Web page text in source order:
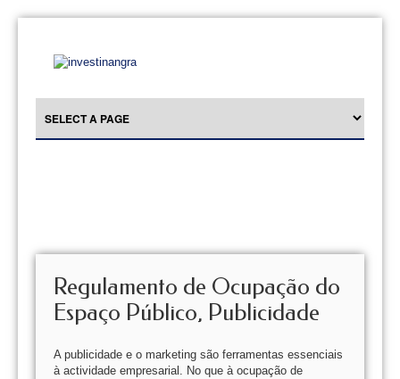
Regulamento de Ocupação do
Espaço Público, Publicidade
A publicidade e o marketing são ferramentas essenciais
à actividade empresarial. No que à ocupação de